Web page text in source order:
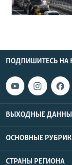
ПОДПИШИТЕСЬ НА
ВЫХОДНЫЕ
ОСНОВНЫЕ
СТРАНЫ РЕГИОНА